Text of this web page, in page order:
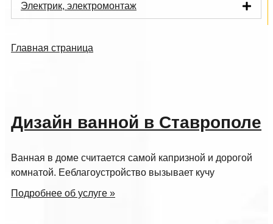
Электрик, электромонтаж
Главная страница
Дизайн ванной в Ставрополе
Ванная в доме считается самой капризной и дорогой
комнатой. Ееблагоустройство вызывает кучу
Подробнее об услуге »